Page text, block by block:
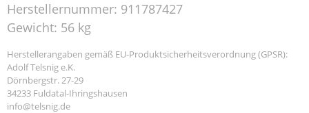
Herstellernummer: 911787427
Gewicht: 56 kg
Herstellerangaben gemäß EU-Produktsicherheitsverordnung (GPSR):
Adolf Telsnig e.K.
Dörnbergstr. 27-29
34233 Fuldatal-Ihringshausen
info@telsnig.de